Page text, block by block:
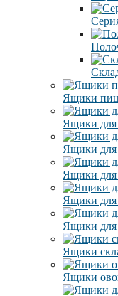
Ящики
Ящики для
Ящики для
Ящики
Ящики
Ящики для
Ящики
Ящики